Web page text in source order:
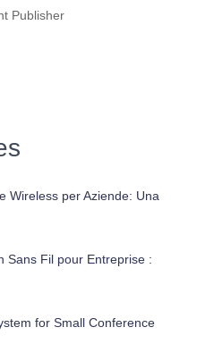
Publisher
Wireless per Aziende: Una
Sans Fil pour Entreprise :
for Small Conference